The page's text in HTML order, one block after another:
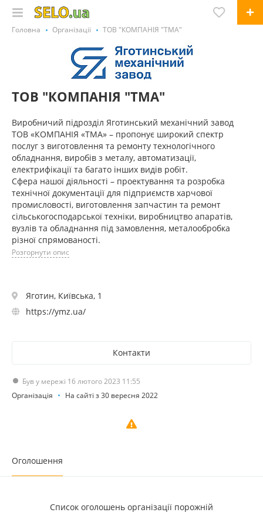
Головна Організації ТОВ "КОМПАНІЯ "ТМА"
ТОВ "КОМПАНІЯ "ТМА"
Виробничий підрозділ Яготинський механічний завод
ТОВ «КОМПАНІЯ «ТМА» – пропонує широкий спектр
послуг з виготовлення та ремонту технологічного
обладнання, виробів з металу, автоматизації,
електрифікації та багато інших видів робіт.
Сфера нашої діяльності – проектування та розробка
технічної документації для підприємств харчової
промисловості, виготовлення запчастин та ремонт
сільськогосподарської техніки, виробництво апаратів,
вузлів та обладнання під замовлення, металообробка
різної спрямованості.
Розгорнути опис
Яготин, Київська, 1
https://ymz.ua/
Контакти
Був у мережі 16 лютого 2023 11:55
Організація
На сайті з 30 вересня 2022
Оголошення
Список оголошень організації порожній